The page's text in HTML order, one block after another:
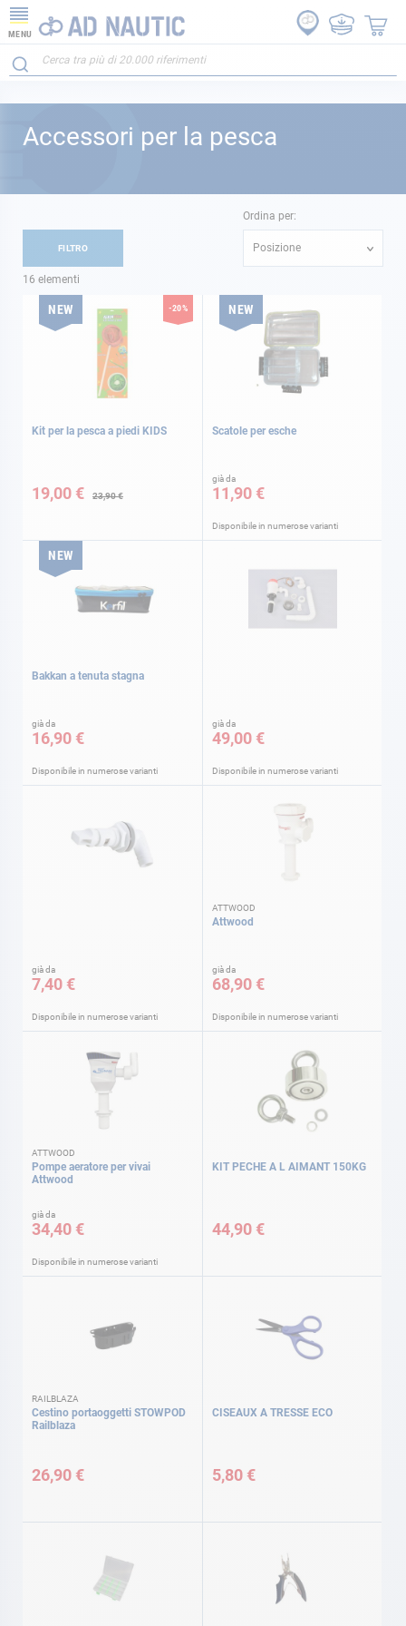
MENU
Accessori per la pesca
16 elementi
Ordina per:
Posizione
-20%
NEW
Kit per la pesca a piedi KIDS
Price
19,00 € 23,90 €
NEW
Scatole per esche
già da
11,90 €
Disponibile in numerose varianti
NEW
Bakkan a tenuta stagna
già da
16,90 €
Disponibile in numerose varianti
già da
49,00 €
Disponibile in numerose varianti
già da
7,40 €
Disponibile in numerose varianti
ATTWOOD
Attwood
già da
68,90 €
Disponibile in numerose varianti
ATTWOOD
Pompe aeratore per vivai
Attwood
già da
34,40 €
Disponibile in numerose varianti
KIT PECHE A L AIMANT 150KG
44,90 €
RAILBLAZA
Cestino portaoggetti STOWPOD
Railblaza
26,90 €
CISEAUX A TRESSE ECO
5,80 €
FILTRO